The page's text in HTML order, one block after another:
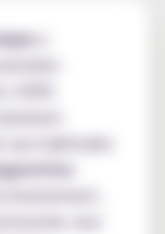
a
2000.
habitudes